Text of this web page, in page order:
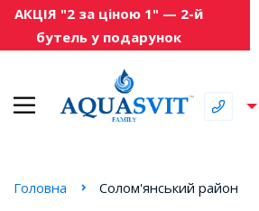
АКЦІЯ "2 за ціною 1" — 2-й
бутель у подарунок
Головна Солом'янський район